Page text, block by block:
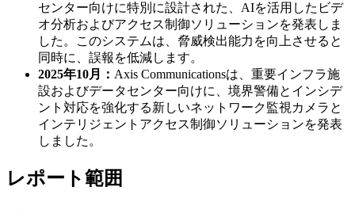
センター向けに特別に設計された、AIを活用したビデ
オ分析およびアクセス制御ソリューションを発表しま
した。このシステムは、脅威検出能力を向上させると
同時に、誤報を低減します。
2025年10月： Axis Communicationsは、重要インフラ施
設およびデータセンター向けに、境界警備とインシデ
ント対応を強化する新しいネットワーク監視カメラと
インテリジェントアクセス制御ソリューションを発表
しました。
レポート範囲